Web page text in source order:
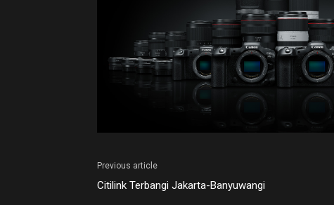
Previous article
Citilink Terbangi Jakarta-Banyuwangi